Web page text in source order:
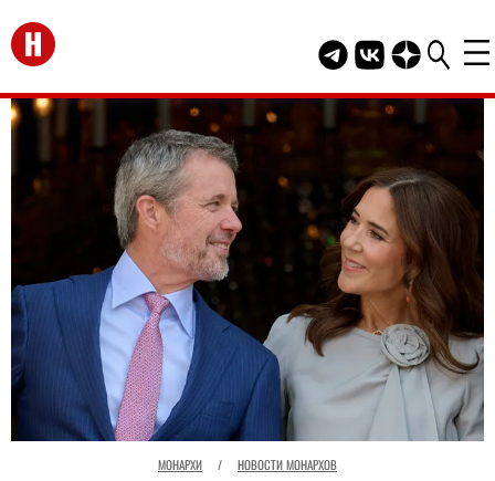
Перейти на главную
Telegram канал
Группа HELLO
Канал
МОНАРХИ / НОВОСТИ МОНАРХОВ